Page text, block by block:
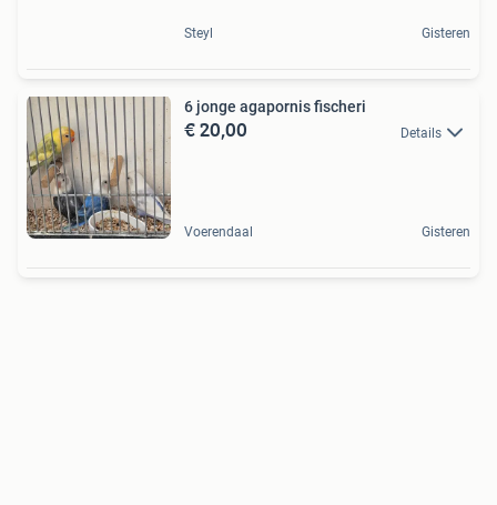
Steyl Gisteren
6 jonge agapornis fischeri
€ 20,00 Details
Voerendaal Gisteren